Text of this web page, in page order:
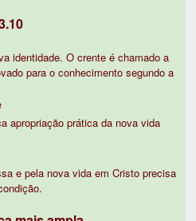
identidade. O crente é chamado a
para o conhecimento segundo a
apropriação prática da nova vida
e pela nova vida em Cristo precisa